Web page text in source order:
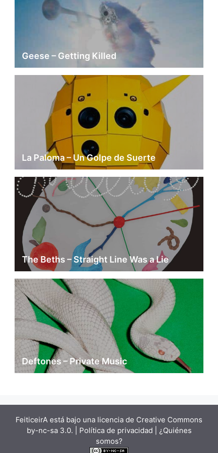
Geese – Getting Killed
La Paloma – Un Golpe de Suerte
The Beths – Straight Line Was a Lie
Deftones – Private Music
FeiticeirA está bajo una licencia de Creative Commons
by-nc-sa 3.0. | Política de privacidad | ¿Quiénes
somos?